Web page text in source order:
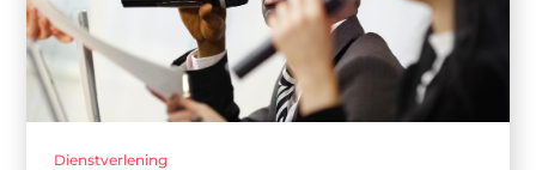
Dienstverlening